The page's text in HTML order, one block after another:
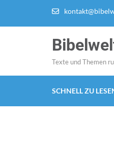
Texte und Themen
SCHNELL ZU